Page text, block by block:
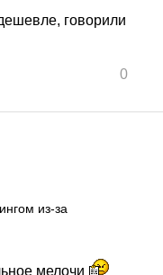
говорили
0
из-за
мелочи